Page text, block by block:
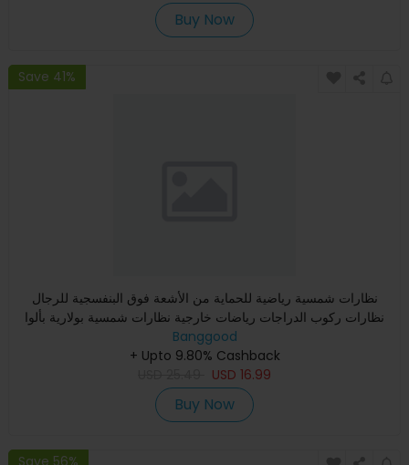
Buy Now
Save 41%
نظارات شمسية رياضية للحماية من الأشعة فوق البنفسجية للرجال
نظارات ركوب الدراجات رياضات خارجية نظارات شمسية بولارية بألوا
Banggood
+ Upto 9.80% Cashback
USD 16.99
Buy Now